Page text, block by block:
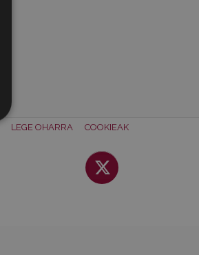
LEGE OHARRA COOKIEAK